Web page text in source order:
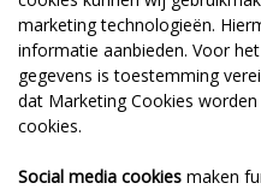
marketing technologieën.
informatie aanbieden. Voor
gegevens is toestemming
dat Marketing Cookies
cookies.
Social media cookies maken